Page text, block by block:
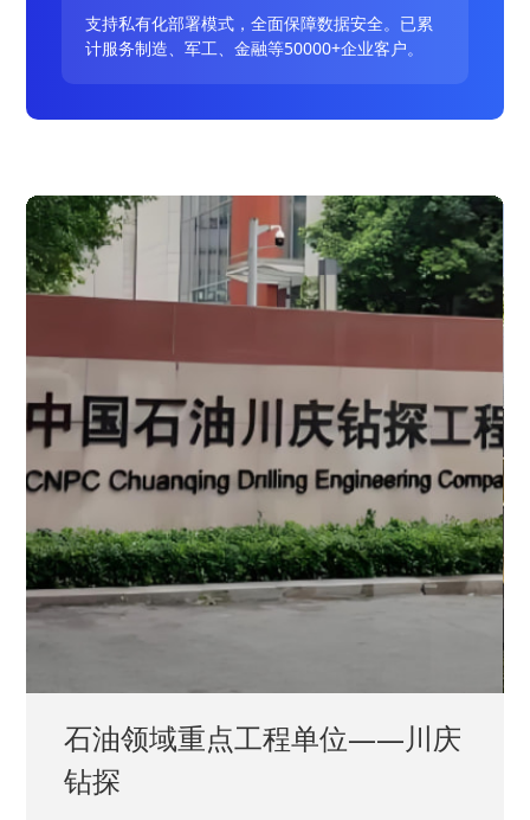
支持私有化部署模式，全面保障数据安全。已累
计服务制造、军工、金融等50000+企业客户。
石油领域重点工程单位——川庆
钻探